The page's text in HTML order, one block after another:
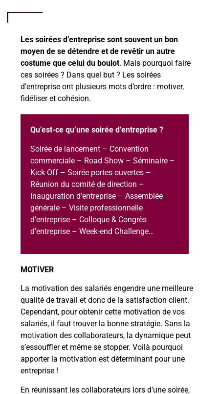
Les soirées d’entreprise sont souvent un bon
moyen de se détendre et de revêtir un autre
costume que celui du boulot. Mais pourquoi faire
ces soirées ? Dans quel but ? Les soirées
d’entreprise ont plusieurs mots d’ordre : motiver,
fidéliser et cohésion.
Qu’est-ce qu’une soirée d’entreprise ?
Soirée de lancement – Convention
commerciale – Road Show – Séminaire –
Kick Off – Soirée portes ouvertes –
Réunion du comité de direction –
Inauguration d’entreprise – Assemblée
générale – Visite professionnelle
d’entreprise – Colloque & Congrès
d’entreprise – Week-end Challenge…
MOTIVER
La motivation des salariés engendre une meilleure
qualité de travail et donc de la satisfaction client.
Cependant, pour obtenir cette motivation de vos
salariés, il faut trouver la bonne stratégie. Sans la
motivation des collaborateurs, la dynamique peut
s’essouffler et même se stopper. Voilà pourquoi
apporter la motivation est déterminant pour une
entreprise !
En réunissant les collaborateurs lors d’une soirée,